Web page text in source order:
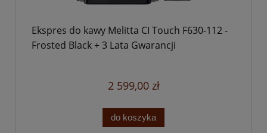
Ekspres do kawy Melitta CI Touch F630-112 -
Frosted Black + 3 Lata Gwarancji
2 599,00 zł
do koszyka